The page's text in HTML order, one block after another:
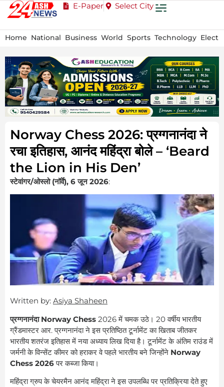
E-Paper Select City
Home National Business World Sports Technology
Norway Chess 2026: प्रग्गनानंदा ने
रचा इतिहास, आनंद महिंद्रा बोले – ‘Beard
the Lion in His Den’
स्टेवांगर/ओस्लो (नॉर्वे), 6 जून 2026:
Written by: Asiya Shaheen
प्रग्गनानंदा Norway Chess 2026 में चमक उठे। 20 वर्षीय भारतीय
ग्रैंडमास्टर आर. प्रग्गनानंदा ने इस प्रतिष्ठित टूर्नामेंट का खिताब जीतकर
भारतीय शतरंज इतिहास में नया अध्याय लिख दिया है। टूर्नामेंट के अंतिम राउंड में
जर्मनी के विन्सेंट कीमर को हराकर वे पहले भारतीय बने जिन्होंने Norway
Chess 2026पर कब्जा किया।
महिंद्रा ग्रुप के चेयरमैन आनंद महिंद्रा ने इस उपलब्धि पर प्रतिक्रिया देते हुए